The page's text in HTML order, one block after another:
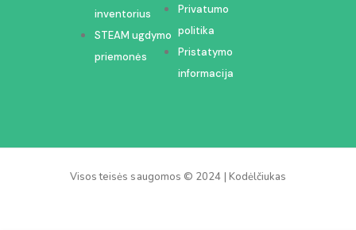
inventorius
STEAM ugdymo
priemonės
Privatumo
politika
Pristatymo
informacija
Visos teisės saugomos © 2024 | Kodėlčiukas